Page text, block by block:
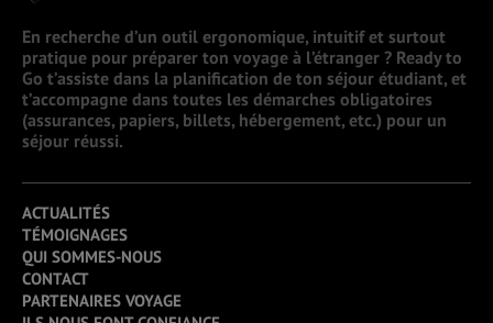
En recherche d’un outil ergonomique, intuitif et surtout
pratique pour préparer ton voyage à l’étranger ? Ready to
Go t’assiste dans la planification de ton séjour étudiant, et
t’accompagne dans toutes les démarches obligatoires
(assurances, papiers, billets, hébergement, etc.) pour un
séjour réussi.
ACTUALITÉS
TÉMOIGNAGES
QUI SOMMES-NOUS
CONTACT
PARTENAIRES VOYAGE